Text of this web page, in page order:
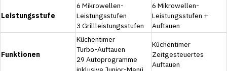
Leistungsstufe
6 Mikrowellen-
Leistungsstufen
3 Grillleistungsstufen
6 Mikrowellen-
Leistungsstufen +
Auftauen
Funktionen
Küchentimer
Turbo-Auftauen
29 Autoprogramme
Küchentimer
Zeitgesteuertes
Auftauen